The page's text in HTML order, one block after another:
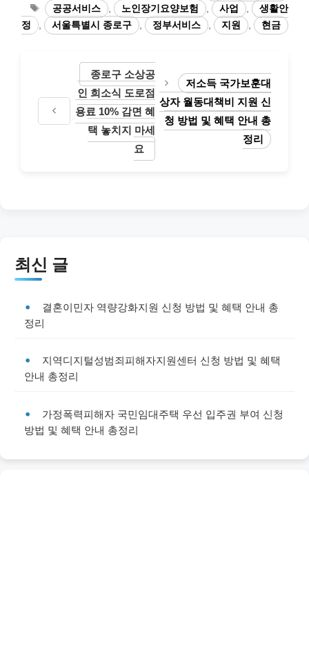
Tags공공서비스 노인장기요양보험 사업
생활안
정
서울특별시 종로구 정부서비스 지원 현금
종로구 소상공
인 희소식 도로점
용료 10% 감면 혜
택 놓치지 마세
요
저소득 국가보훈대
상자 월동대책비 지원 신
청 방법 및 혜택 안내 총
정리
최신 글
결혼이민자 역량강화지원 신청 방법 및 혜택 안내 총
정리
지역디지털성범죄피해자지원센터 신청 방법 및 혜택
안내 총정리
가정폭력피해자 국민임대주택 우선 입주권 부여 신청
방법 및 혜택 안내 총정리